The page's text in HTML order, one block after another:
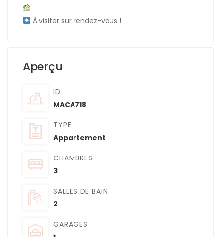
À visiter sur rendez-vous !
Aperçu
ID
MACA718
TYPE
Appartement
CHAMBRES
3
SALLES DE BAIN
2
GARAGES